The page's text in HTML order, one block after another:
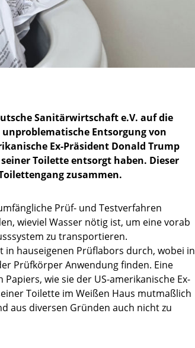
Sanitärwirtschaft e.V. auf die
Entsorgung von
Ex-Präsident Donald Trump
Toilette entsorgt haben. Dieser
zusammen.
Prüf- und Testverfahren
wieviel Wasser nötig ist, um eine vorab
zu transportieren.
hauseigenen Prüflabors durch, wobei in
Prüfkörper Anwendung finden. Eine
wie sie der US-amerikanische Ex-
Toilette im Weißen Haus mutmaßlich
aus diversen Gründen auch nicht zu